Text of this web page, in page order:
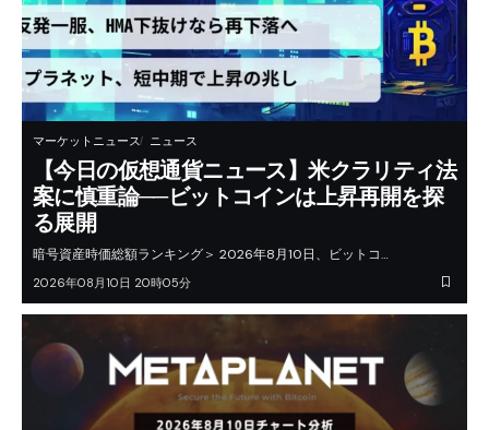
マーケットニュース ニュース
【今日の仮想通貨ニュース】米クラリティ法
案に慎重論──ビットコインは上昇再開を探
る展開
暗号資産時価総額ランキング＞ 2026年8月10日、ビットコ…
2026年08月10日 20時05分